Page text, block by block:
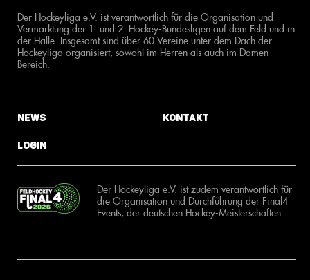
Der Hockeyliga e.V. ist verantwortlich für die Organisation und
Vermarktung der 1. und 2. Hockey-Bundesligen auf dem Feld und in
der Halle. Insgesamt sind über 60 Vereine unter dem Dach der
Hockeyliga organisiert, sowohl im Herren als auch im Damen
Bereich.
News
Login
Kontakt
Der Hockeyliga e.V. ist zudem verantwortlich für
die Organisation und Durchführung der Final4
Events, der deutschen Hockey-Meisterschaften.